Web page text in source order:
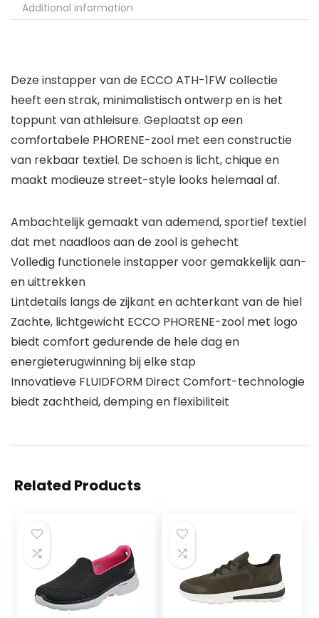
Additional information
Deze instapper van de ECCO ATH-1FW collectie
heeft een strak, minimalistisch ontwerp en is het
toppunt van athleisure. Geplaatst op een
comfortabele PHORENE-zool met een constructie
van rekbaar textiel. De schoen is licht, chique en
maakt modieuze street-style looks helemaal af.
Ambachtelijk gemaakt van ademend, sportief textiel
dat met naadloos aan de zool is gehecht
Volledig functionele instapper voor gemakkelijk aan-
en uittrekken
Lintdetails langs de zijkant en achterkant van de hiel
Zachte, lichtgewicht ECCO PHORENE-zool met logo
biedt comfort gedurende de hele dag en
energieterugwinning bij elke stap
Innovatieve FLUIDFORM Direct Comfort-technologie
biedt zachtheid, demping en flexibiliteit
Related Products